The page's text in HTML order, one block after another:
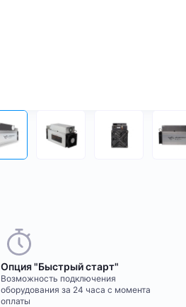
Опция "Быстрый старт"
Возможность подключения
оборудования за 24 часа с момента
оплаты